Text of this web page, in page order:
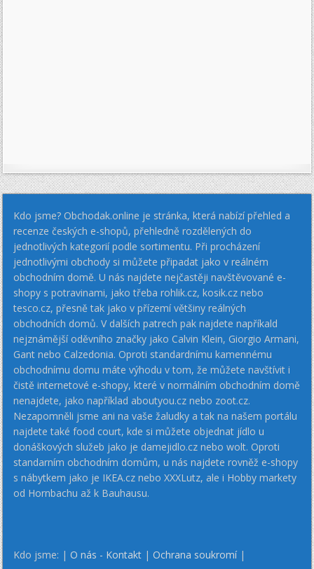
Kdo jsme? Obchodak.online je stránka, která nabízí přehled a
recenze českých e-shopů, přehledně rozdělených do
jednotlivých kategorií podle sortimentu. Při procházení
jednotlivými obchody si můžete připadat jako v reálném
obchodním domě. U nás najdete nejčastěji navštěvované e-
shopy s potravinami, jako třeba rohlik.cz, kosik.cz nebo
tesco.cz, přesně tak jako v přízemí většiny reálných
obchodních domů. V dalších patrech pak najdete napříkald
nejznámější oděvního značky jako Calvin Klein, Giorgio Armani,
Gant nebo Calzedonia. Oproti standardnímu kamennému
obchodnímu domu máte výhodu v tom, že můžete navštívit i
čistě internetové e-shopy, které v normálním obchodním domě
nenajdete, jako například aboutyou.cz nebo zoot.cz.
Nezapomněli jsme ani na vaše žaludky a tak na našem portálu
najdete také food court, kde si můžete objednat jídlo u
donáškových služeb jako je damejidlo.cz nebo wolt. Oproti
standarním obchodním domům, u nás najdete rovněž e-shopy
s nábytkem jako je IKEA.cz nebo XXXLutz, ale i Hobby markety
od Hornbachu až k Bauhausu.
Kdo jsme: |O nás - Kontakt |Ochrana soukromí|